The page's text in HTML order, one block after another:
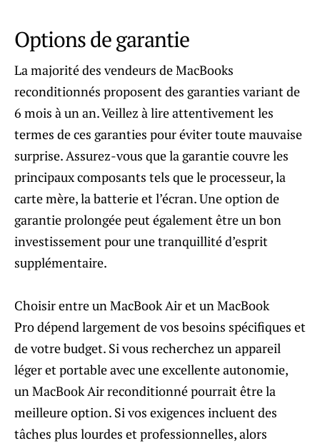
Options de garantie
La majorité des vendeurs de MacBooks
reconditionnés proposent des garanties variant de
6 mois à un an. Veillez à lire attentivement les
termes de ces garanties pour éviter toute mauvaise
surprise. Assurez-vous que la garantie couvre les
principaux composants tels que le processeur, la
carte mère, la batterie et l’écran. Une option de
garantie prolongée peut également être un bon
investissement pour une tranquillité d’esprit
supplémentaire.
Choisir entre un MacBook Air et un MacBook
Pro dépend largement de vos besoins spécifiques et
de votre budget. Si vous recherchez un appareil
léger et portable avec une excellente autonomie,
un MacBook Air reconditionné pourrait être la
meilleure option. Si vos exigences incluent des
tâches plus lourdes et professionnelles, alors